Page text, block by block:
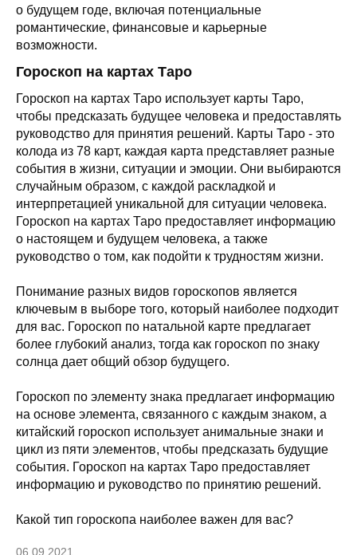
о будущем годе, включая потенциальные
романтические, финансовые и карьерные
возможности.
Гороскоп на картах Таро
Гороскоп на картах Таро использует карты Таро,
чтобы предсказать будущее человека и предоставлять
руководство для принятия решений. Карты Таро - это
колода из 78 карт, каждая карта представляет разные
события в жизни, ситуации и эмоции. Они выбираются
случайным образом, с каждой раскладкой и
интерпретацией уникальной для ситуации человека.
Гороскоп на картах Таро предоставляет информацию
о настоящем и будущем человека, а также
руководство о том, как подойти к трудностям жизни.
Понимание разных видов гороскопов является
ключевым в выборе того, который наиболее подходит
для вас. Гороскоп по натальной карте предлагает
более глубокий анализ, тогда как гороскоп по знаку
солнца дает общий обзор будущего.
Гороскоп по элементу знака предлагает информацию
на основе элемента, связанного с каждым знаком, а
китайский гороскоп использует анимальные знаки и
цикл из пяти элементов, чтобы предсказать будущие
события. Гороскоп на картах Таро предоставляет
информацию и руководство по принятию решений.
Какой тип гороскопа наиболее важен для вас?
06.09.2021